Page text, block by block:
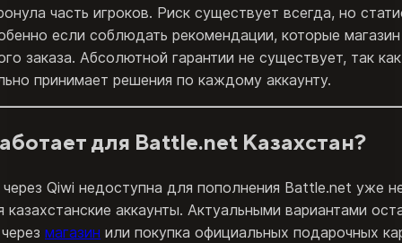
часть игроков. Риск существует всегда, но
если соблюдать рекомендации, которые
заказа. Абсолютной гарантии не существует, так
принимает решения по каждому аккаунту.
для Battle.net Казахстан?
Qiwi недоступна для пополнения Battle.net уже
казахстанские аккаунты. Актуальными вариантами
магазин или покупка официальных подарочных